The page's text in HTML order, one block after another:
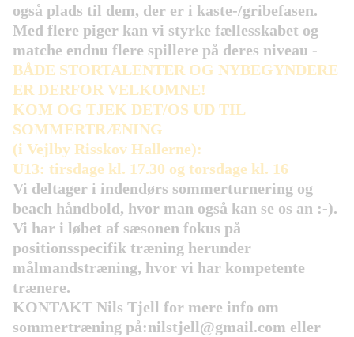
også plads til dem, der er i kaste-/gribefasen.
Med flere piger kan vi styrke fællesskabet og
matche endnu flere spillere på deres niveau -
BÅDE STORTALENTER OG NYBEGYNDERE
ER DERFOR VELKOMNE!
KOM OG TJEK DET/OS UD TIL
SOMMERTRÆNING
(i Vejlby Risskov Hallerne):
U13: tirsdage kl. 17.30 og torsdage kl. 16
Vi deltager i indendørs sommerturnering og
beach håndbold, hvor man også kan se os an :-).
Vi har i løbet af sæsonen fokus på
positionsspecifik træning herunder
målmandstræning, hvor vi har kompetente
trænere.
KONTAKT Nils Tjell for mere info om
sommertræning på:nilstjell@gmail.com eller